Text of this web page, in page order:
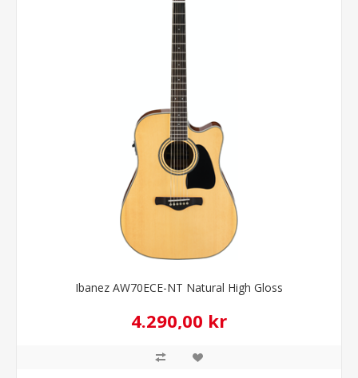
Ibanez AW70ECE-NT Natural High Gloss
4.290,00 kr